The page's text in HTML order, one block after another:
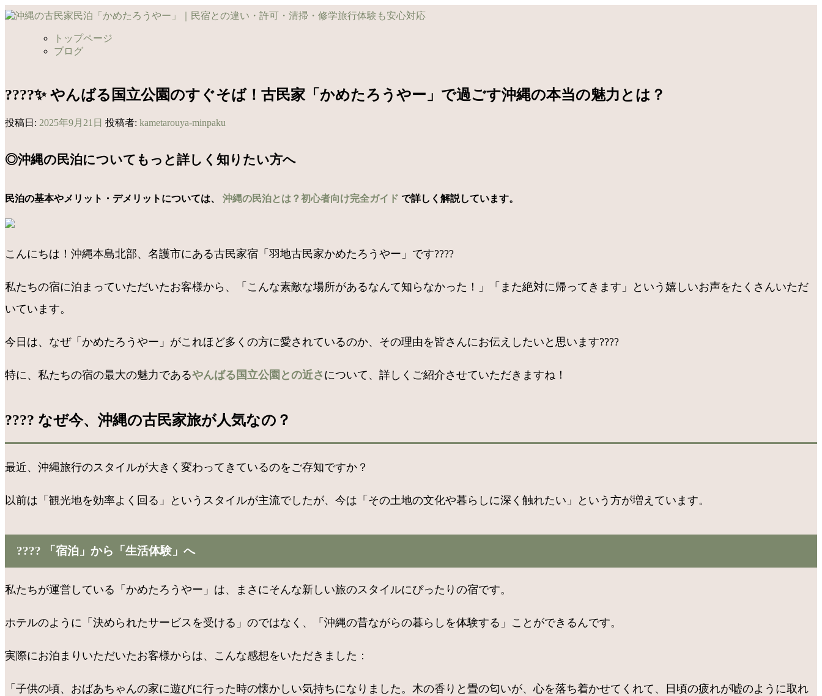
コ
ン
キ
プ
トップページ
ブログ
????✨ やんばる国立公園のすぐそば！古民家「かめたろうやー」で過ごす沖縄の本当の魅力とは？
投稿日: 2025年9月21日 投稿者: kametarouya-minpaku
◎沖縄の民泊についてもっと詳しく知りたい方へ
民泊の基本やメリット・デメリットについては、 沖縄の民泊とは？初心者向け完全ガイド で詳しく解説しています。
こんにちは！沖縄本島北部、名護市にある古民家宿「羽地古民家かめたろうやー」です????
私たちの宿に泊まっていただいたお客様から、「こんな素敵な場所があるなんて知らなかった！」「また絶対に帰ってきます」という嬉しいお声をたくさんいただ
いています。
今日は、なぜ「かめたろうやー」がこれほど多くの方に愛されているのか、その理由を皆さんにお伝えしたいと思います????
特に、私たちの宿の最大の魅力であるやんばる国立公園との近さ について、詳しくご紹介させていただきますね！
???? なぜ今、沖縄の古民家旅が人気なの？
最近、沖縄旅行のスタイルが大きく変わってきているのをご存知ですか？
以前は「観光地を効率よく回る」というスタイルが主流でしたが、今は「その土地の文化や暮らしに深く触れたい」という方が増えています。
???? 「宿泊」から「生活体験」へ
私たちが運営している「かめたろうやー」は、まさにそんな新しい旅のスタイルにぴったりの宿です。
ホテルのように「決められたサービスを受ける」のではなく、「沖縄の昔ながらの暮らしを体験する」ことができるんです。
実際にお泊まりいただいたお客様からは、こんな感想をいただきました：
「子供の頃、おばあちゃんの家に遊びに行った時の懐かしい気持ちになりました。木の香りと畳の匂いが、心を落ち着かせてくれて、日頃の疲れが嘘のように取れ